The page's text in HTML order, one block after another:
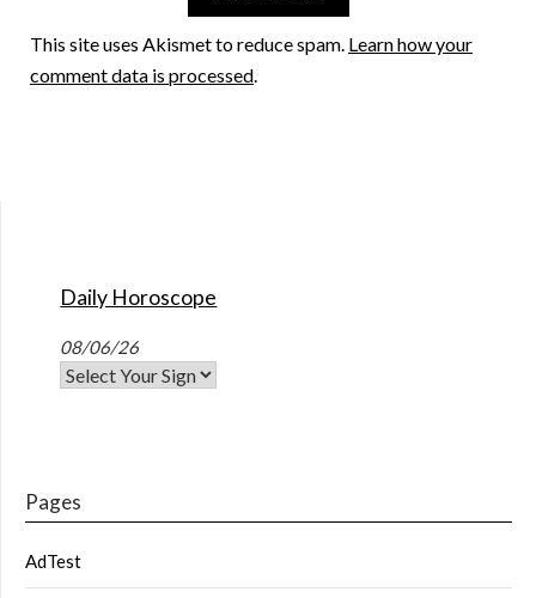
This site uses Akismet to reduce spam. Learn how your
comment data is processed.
Daily Horoscope
08/06/26
Pages
AdTest